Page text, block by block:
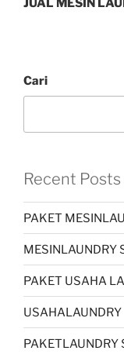
JUAL MESIN
Cari
Recent Posts
PAKET
MESINLAUNDRY
PAKET USAHA
USAHALAUNDRY
PAKETLAUNDRY